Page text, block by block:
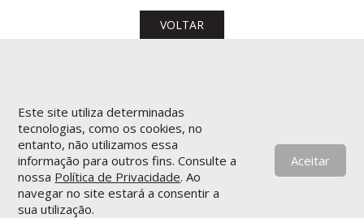
Este site utiliza determinadas
tecnologias, como os cookies, no
entanto, não utilizamos essa
informação para outros fins. Consulte a
nossa Política de Privacidade. Ao
navegar no site estará a consentir a
sua utilização.
Aceitar
VOLTAR